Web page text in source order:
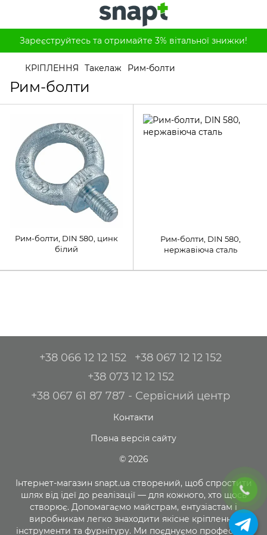
Зареєструйтесь та отримайте 3% вітальної знижки!
КРІПЛЕННЯ Такелаж Рим-болти
Рим-болти
Рим-болти, DIN 580, цинк
білий
Рим-болти, DIN 580,
нержавіюча сталь
+38 066 12 12 152
+38 067 12 12 152
+38 073 12 12 152
+38 067 61 87 787 - Сервісний центр
Контакти
Повна версія сайту
© 2026
Інтернет-магазин snapt.ua створений, щоб спростити
шлях від ідеї до реалізації — для кожного, хто щось
створює. Допомагаємо майстрам, ентузіастам і
виробникам легко знаходити якісне кріплення,
інструменти та фурнітуру. Ми поєднуємо професійну